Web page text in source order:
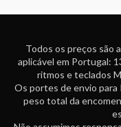
Todos os preços são
aplicável em Portugal:
ritmos e teclados
Os portes de envio
peso total da